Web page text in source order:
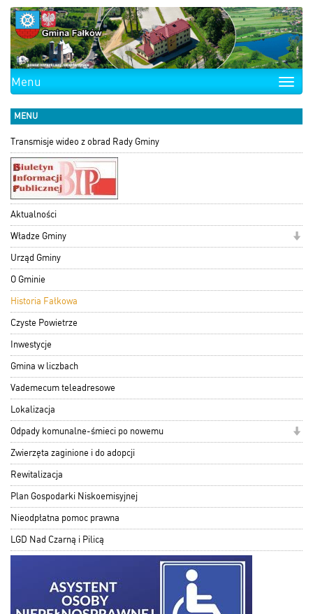
Toggle
Menu
MENU
Transmisje wideo z obrad Rady Gminy
Aktualności
Władze Gminy
Urząd Gminy
O Gminie
Historia Fałkowa
Czyste Powietrze
Inwestycje
Gmina w liczbach
Vademecum teleadresowe
Lokalizacja
Odpady komunalne-śmieci po nowemu
Zwierzęta zaginione i do adopcji
Rewitalizacja
Plan Gospodarki Niskoemisyjnej
Nieodpłatna pomoc prawna
LGD Nad Czarną i Pilicą